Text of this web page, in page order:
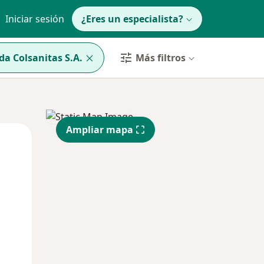
Iniciar sesión ¿Eres un especialista?
Colsanitas S.A. Más filtros
Mié Jue
Ampliar mapa